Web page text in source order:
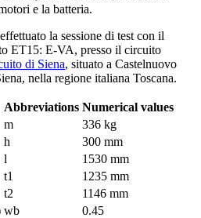
e la batteria.
la sessione di test con il
ET15: E-VA, presso il circuito
di Siena, situato a Castelnuovo
nella regione italiana Toscana.
Abbreviations Numerical values
m
336 kg
h
300 mm
l
1530 mm
t1
1235 mm
t2
1146 mm
wb
0.45